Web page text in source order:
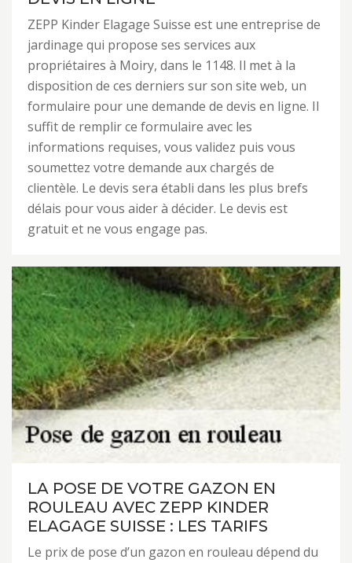
ZEPP Kinder Elagage Suisse est une entreprise de
jardinage qui propose ses services aux
propriétaires à Moiry, dans le 1148. Il met à la
disposition de ces derniers sur son site web, un
formulaire pour une demande de devis en ligne. Il
suffit de remplir ce formulaire avec les
informations requises, vous validez puis vous
soumettez votre demande aux chargés de
clientèle. Le devis sera établi dans les plus brefs
délais pour vous aider à décider. Le devis est
gratuit et ne vous engage pas.
LA POSE DE VOTRE GAZON EN
ROULEAU AVEC ZEPP KINDER
ELAGAGE SUISSE : LES TARIFS
Le prix de pose d’un gazon en rouleau dépend du